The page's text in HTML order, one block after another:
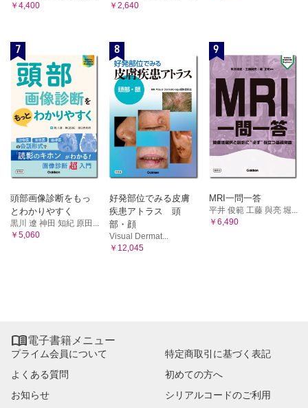
￥4,400
￥2,640
7
頭部画像診断をもっ
とわかりやすく
黒川 遼 神田 知紀 原田...
￥5,060
8
好発部位でみる皮膚
疾患アトラス 頭
部・顔
Visual Dermat...
￥12,045
9
MRI一問一答
平井 俊範 工藤 與亮 堀...
￥6,490
電子書籍メニュー
プライム会員について
特定商取引に基づく表記
よくある質問
初めての方へ
お知らせ
シリアルコードのご利用